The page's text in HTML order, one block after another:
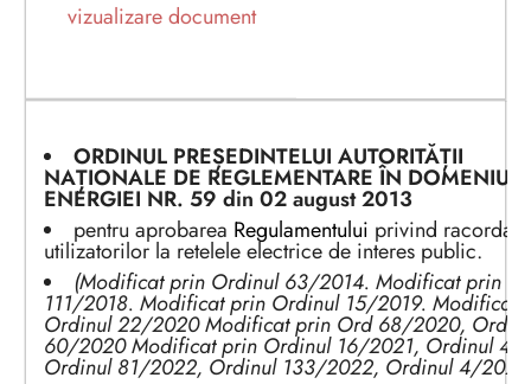
vizualizare document
ORDINUL PREȘEDINTELUI AUTORITĂȚII
NAȚIONALE DE REGLEMENTARE ÎN DOMENIUL
ENERGIEI NR. 59 din 02august2013
pentru aprobarea Regulamentului privind
utilizatorilor la retelele electrice de interes public.
(Modificat prin Ordinul 63/2014. Modificat prin
111/2018. Modificat prin Ordinul 15/2019. Modificat
Ordinul 22/2020 Modificat prin Ord 68/2020,
60/2020 Modificat prin Ordinul 16/2021, Ordinul
Ordinul 81/2022, Ordinul 133/2022, Ordinul 4/2023